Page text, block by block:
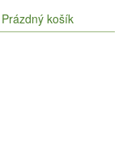
Prázdný košík